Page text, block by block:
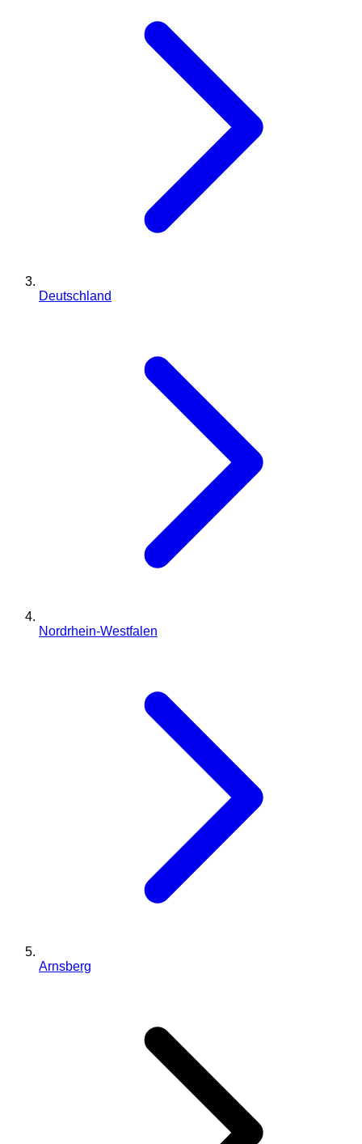
Deutschland
Nordrhein-Westfalen
Arnsberg